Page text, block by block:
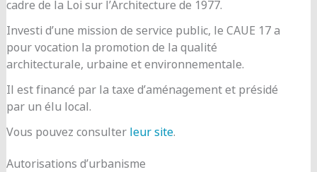
cadre de la Loi sur l’Architecture de 1977.
Investi d’une mission de service public, le CAUE 17 a
pour vocation la promotion de la qualité
architecturale, urbaine et environnementale.
Il est financé par la taxe d’aménagement et présidé
par un élu local.
Vous pouvez consulter leur site.
Autorisations d’urbanisme